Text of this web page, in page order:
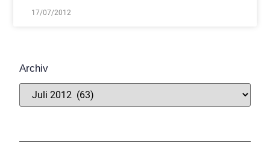
17/07/2012
Archiv